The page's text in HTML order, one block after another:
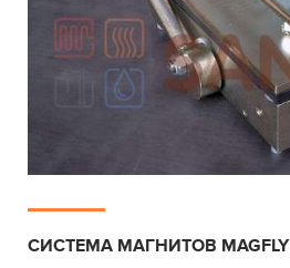
СИСТЕМА МАГНИТОВ MAGFLY